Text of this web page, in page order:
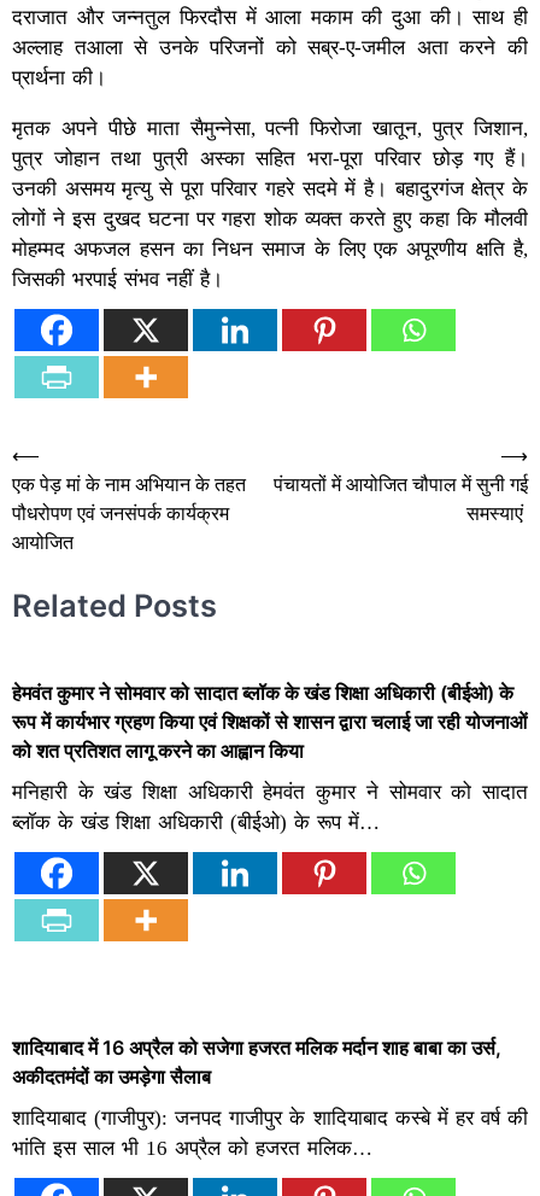
दराजात और जन्नतुल फिरदौस में आला मकाम की दुआ की। साथ ही
अल्लाह तआला से उनके परिजनों को सब्र-ए-जमील अता करने की
प्रार्थना की।
मृतक अपने पीछे माता सैमुन्नेसा, पत्नी फिरोजा खातून, पुत्र जिशान,
पुत्र जोहान तथा पुत्री अस्का सहित भरा-पूरा परिवार छोड़ गए हैं।
उनकी असमय मृत्यु से पूरा परिवार गहरे सदमे में है। बहादुरगंज क्षेत्र के
लोगों ने इस दुखद घटना पर गहरा शोक व्यक्त करते हुए कहा कि मौलवी
मोहम्मद अफजल हसन का निधन समाज के लिए एक अपूरणीय क्षति है,
जिसकी भरपाई संभव नहीं है।
Post
navigation
⟵
एक पेड़ मां के नाम अभियान के तहत
पौधरोपण एवं जनसंपर्क कार्यक्रम
आयोजित
पंचायतों में आयोजित चौपाल में सुनी गई
समस्याएं
⟶
Related Posts
हेमवंत कुमार ने सोमवार को सादात ब्लॉक के खंड शिक्षा अधिकारी (बीईओ) के
रूप में कार्यभार ग्रहण किया एवं शिक्षकों से शासन द्वारा चलाई जा रही योजनाओं
को शत प्रतिशत लागू करने का आह्वान किया
मनिहारी के खंड शिक्षा अधिकारी हेमवंत कुमार ने सोमवार को सादात
ब्लॉक के खंड शिक्षा अधिकारी (बीईओ) के रूप में…
शादियाबाद में 16 अप्रैल को सजेगा हजरत मलिक मर्दान शाह बाबा का उर्स,
अकीदतमंदों का उमड़ेगा सैलाब
शादियाबाद (गाजीपुर): जनपद गाजीपुर के शादियाबाद कस्बे में हर वर्ष की
भांति इस साल भी 16 अप्रैल को हजरत मलिक…